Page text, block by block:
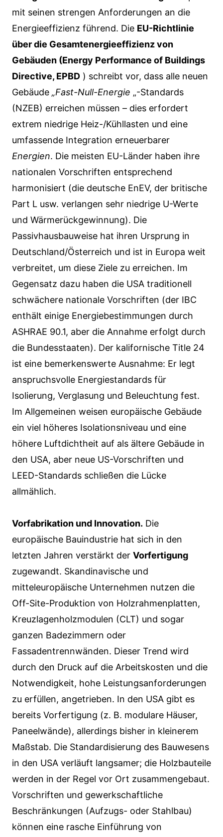
mit seinen strengen Anforderungen an die
Energieeffizienz führend. Die EU-Richtlinie
über die Gesamtenergieeffizienz von
Gebäuden (Energy Performance of Buildings
Directive, EPBD ) schreibt vor, dass alle neuen
Gebäude „Fast-Null-Energie „-Standards
(NZEB) erreichen müssen – dies erfordert
extrem niedrige Heiz-/Kühllasten und eine
umfassende Integration erneuerbarer
Energien. Die meisten EU-Länder haben ihre
nationalen Vorschriften entsprechend
harmonisiert (die deutsche EnEV, der britische
Part L usw. verlangen sehr niedrige U-Werte
und Wärmerückgewinnung). Die
Passivhausbauweise hat ihren Ursprung in
Deutschland/Österreich und ist in Europa weit
verbreitet, um diese Ziele zu erreichen. Im
Gegensatz dazu haben die USA traditionell
schwächere nationale Vorschriften (der IBC
enthält einige Energiebestimmungen durch
ASHRAE 90.1, aber die Annahme erfolgt durch
die Bundesstaaten). Der kalifornische Title 24
ist eine bemerkenswerte Ausnahme: Er legt
anspruchsvolle Energiestandards für
Isolierung, Verglasung und Beleuchtung fest.
Im Allgemeinen weisen europäische Gebäude
ein viel höheres Isolationsniveau und eine
höhere Luftdichtheit auf als ältere Gebäude in
den USA, aber neue US-Vorschriften und
LEED-Standards schließen die Lücke
allmählich.
Vorfabrikation und Innovation. Die
europäische Bauindustrie hat sich in den
letzten Jahren verstärkt der Vorfertigung
zugewandt. Skandinavische und
mitteleuropäische Unternehmen nutzen die
Off-Site-Produktion von Holzrahmenplatten,
Kreuzlagenholzmodulen (CLT) und sogar
ganzen Badezimmern oder
Fassadentrennwänden. Dieser Trend wird
durch den Druck auf die Arbeitskosten und die
Notwendigkeit, hohe Leistungsanforderungen
zu erfüllen, angetrieben. In den USA gibt es
bereits Vorfertigung (z. B. modulare Häuser,
Paneelwände), allerdings bisher in kleinerem
Maßstab. Die Standardisierung des Bauwesens
in den USA verläuft langsamer; die Holzbauteile
werden in der Regel vor Ort zusammengebaut.
Vorschriften und gewerkschaftliche
Beschränkungen (Aufzugs- oder Stahlbau)
können eine rasche Einführung von